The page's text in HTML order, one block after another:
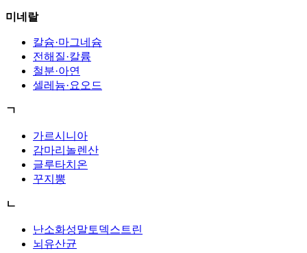
미네랄
칼슘·마그네슘
전해질·칼륨
철분·아연
셀레늄·요오드
ㄱ
가르시니아
감마리놀렌산
글루타치온
꾸지뽕
ㄴ
난소화성말토덱스트린
뇌유산균